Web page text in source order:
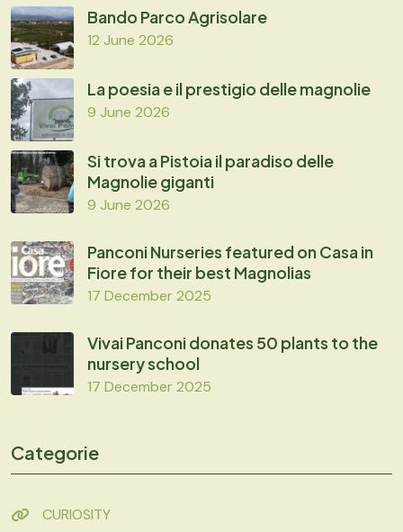
Bando Parco Agrisolare
12 June 2026
La poesia e il prestigio delle magnolie
9 June 2026
Si trova a Pistoia il paradiso delle
Magnolie giganti
9 June 2026
Panconi Nurseries featured on Casa in
Fiore for their best Magnolias
17 December 2025
Vivai Panconi donates 50 plants to the
nursery school
17 December 2025
Categorie
CURIOSITY